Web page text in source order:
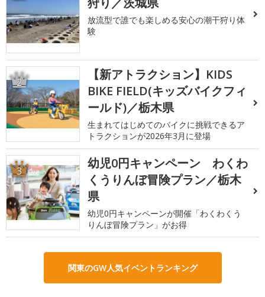
放流型で誰でも楽しめる安心の潮干狩り体
験
2
【新アトラクション】KIDS
BIKE FIELD(キッズバイクフィ
ールド)／栃木県
生まれてはじめてのバイクに挑戦できるア
トラクションが2026年3月に登場
3
幼児0円キャンペーン わくわ
くうりんぼ冒険プラン／栃木
県
幼児0円キャンペーンが開催「わくわくう
りんぼ冒険プラン」がお得
関東のGW人気イベントランキング